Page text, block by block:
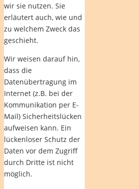
wir sie nutzen. Sie
erläutert auch, wie und
zu welchem Zweck das
geschieht.
Wir weisen darauf hin,
dass die
Datenübertragung im
Internet (z.B. bei der
Kommunikation per E-
Mail) Sicherheitslücken
aufweisen kann. Ein
lückenloser Schutz der
Daten vor dem Zugriff
durch Dritte ist nicht
möglich.